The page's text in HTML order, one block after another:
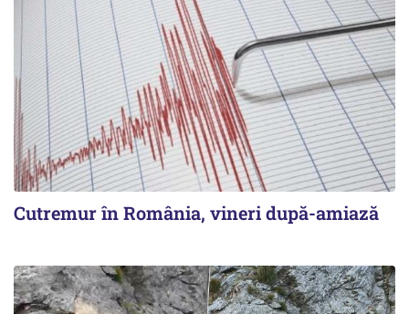
Cutremur în România, vineri după-amiază